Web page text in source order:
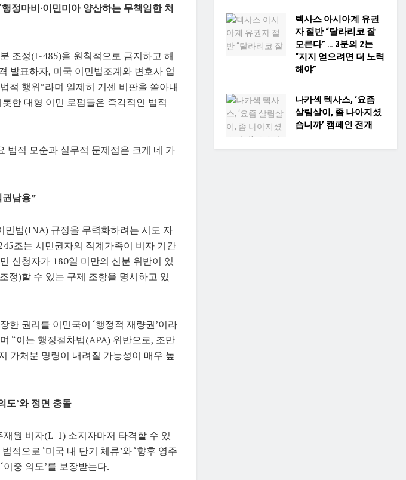
정마비·이민미아 양산하는 무책임한 처
조정(I-485)을 원칙적으로 금지하고 해
발표하자, 미국 이민법조계와 변호사 업
적 행위”라며 일제히 거센 비판을 쏟아내
한 대형 이민 로펌들은 즉각적인 법적
법적 모순과 실무적 문제점은 크게 네 가
남용”
민법(INA) 규정을 무력화하려는 시도 자
조는 시민권자의 직계가족이 비자 기간
신청자가 180일 미만의 신분 위반이 있
정)할 수 있는 구제 조항을 명시하고 있
한 권리를 이민국이 ‘행정적 재량권’이라
“이는 행정절차법(APA) 위반으로, 조만
가처분 명령이 내려질 가능성이 매우 높
도’와 정면 충돌
원 비자(L-1) 소지자마저 타격할 수 있
적으로 ‘미국 내 단기 체류’와 ‘향후 영주
중 의도’를 보장받는다.
텍사스 아시아계 유권
자 절반 “탈라리코 잘
모른다” … 3분의 2는
“지지 얻으려면 더 노력
해야”
나카섹 텍사스, ‘요즘
살림살이, 좀 나아지셨
습니까’ 캠페인 전개